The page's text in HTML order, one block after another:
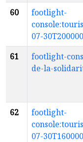
60
footlight-
07-
61
footlight-
de-la-
62
footlight-
07-